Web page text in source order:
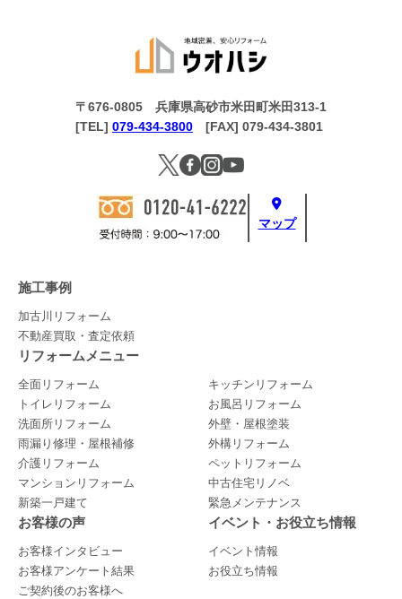
マップ
〒676-0805 兵庫県高砂市米田町米田313-1
[TEL] 079-434-3800 [FAX] 079-434-3801
施工事例
加古川リフォーム
不動産買取・査定依頼
リフォームメニュー
全面リフォーム
キッチンリフォーム
トイレリフォーム
お風呂リフォーム
洗面所リフォーム
外壁・屋根塗装
雨漏り修理・屋根補修
外構リフォーム
介護リフォーム
ペットリフォーム
マンションリフォーム
中古住宅リノベ
新築一戸建て
緊急メンテナンス
お客様の声
お客様インタビュー
お客様アンケート結果
ご契約後のお客様へ
イベント・お役立ち情報
イベント情報
お役立ち情報